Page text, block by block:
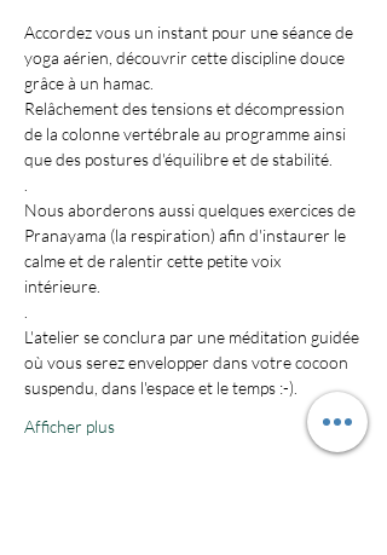
Accordez vous un instant pour une séance de
yoga aérien, découvrir cette discipline douce
grâce à un hamac.
Relâchement des tensions et décompression
de la colonne vertébrale au programme ainsi
que des postures d'équilibre et de stabilité.
Nous aborderons aussi quelques exercices de
Pranayama (la respiration) afin d'instaurer le
calme et de ralentir cette petite voix
intérieure.
L'atelier se conclura par une méditation guidée
où vous serez envelopper dans votre cocoon
suspendu, dans l'espace et le temps :-).
Afficher plus